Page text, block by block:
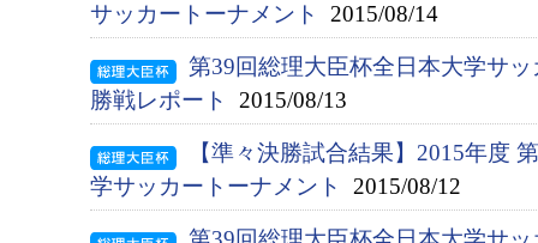
サッカートーナメント
2015/08/14
第39回総理大臣杯全日本大学サ
勝戦レポート
2015/08/13
【準々決勝試合結果】2015年度
学サッカートーナメント
2015/08/12